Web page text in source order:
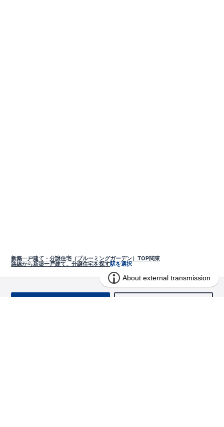
新築一戸建て・分譲住宅（ブルーミングガーデン）TOP関東
路線から新築一戸建て、分譲住宅を探す駅を選択